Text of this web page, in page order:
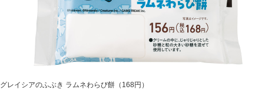
グレイシアのふぶき ラムネわらび餅（168円）